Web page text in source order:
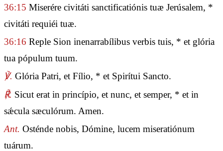
36:15 Miserére civitáti sanctificatiónis tuæ Jerúsalem, *
civitáti requiéi tuæ.
36:16 Reple Sion inenarrabílibus verbis tuis, * et glória
tua pópulum tuum.
℣. Glória Patri, et Fílio, * et Spirítui Sancto.
℟. Sicut erat in princípio, et nunc, et semper, * et in
sǽcula sæculórum. Amen.
Ant. Osténde nobis, Dómine, lucem miseratiónum
tuárum.